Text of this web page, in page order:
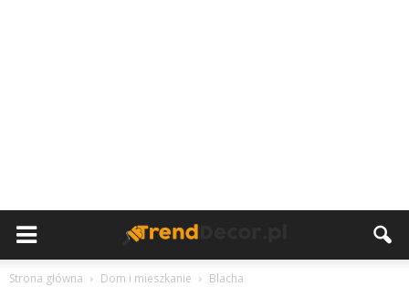
Strona główna Dom i mieszkanie Blacha